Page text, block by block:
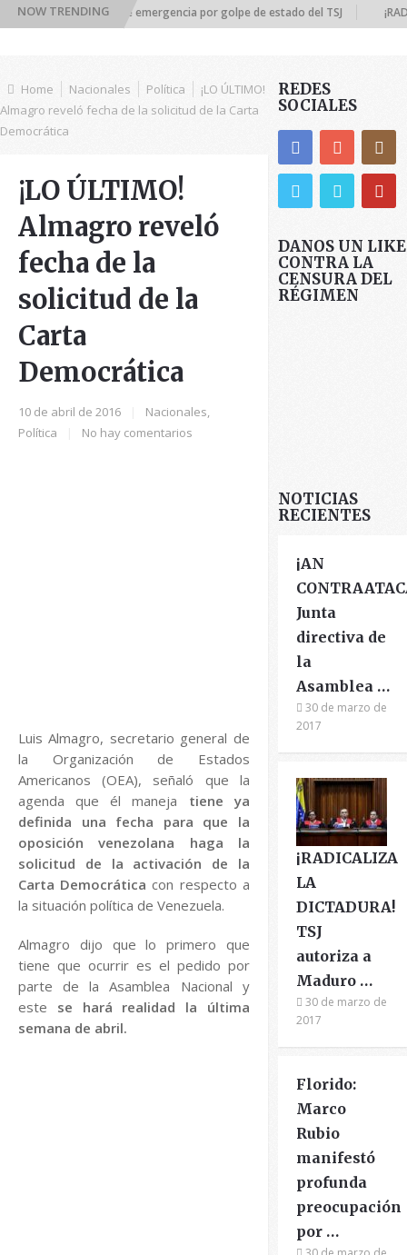
NOW TRENDING
Nacional se reúne de emergencia por golpe de estado del TSJ
Home Nacionales Política
¡LO ÚLTIMO!
Almagro reveló fecha de la solicitud de la Carta
Democrática
¡LO ÚLTIMO!
Almagro reveló
fecha de la
solicitud de la
Carta
Democrática
10 de abril de 2016 Nacionales,
Política
No hay comentarios
Luis Almagro, secretario general de
la Organización de Estados
Americanos (OEA), señaló que la
agenda que él maneja tiene ya
definida una fecha para que la
oposición venezolana haga la
solicitud de la activación de la
Carta Democrática con respecto a
la situación política de Venezuela.
Almagro dijo que lo primero que
tiene que ocurrir es el pedido por
parte de la Asamblea Nacional y
este se hará realidad
la última
semana de abril.
REDES
SOCIALES
DANOS UN LIKE
CONTRA LA
CENSURA DEL
RÉGIMEN
NOTICIAS
RECIENTES
¡AN
Junta
directiva de
la
Asamblea …
30 de marzo de
2017
¡RADICALIZA
LA
DICTADURA!
TSJ
autoriza a
Maduro …
30 de marzo de
2017
Florido:
Marco
Rubio
manifestó
profunda
preocupación
por …